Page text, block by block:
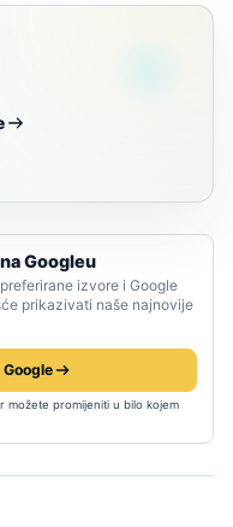
Googleu
izvore i Google
prikazivati naše najnovije
možete promijeniti u bilo kojem